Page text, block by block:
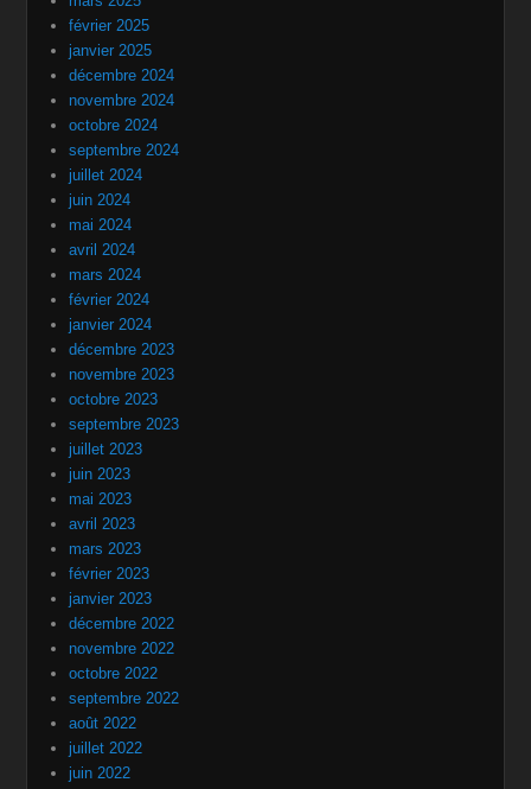
février 2025
janvier 2025
décembre 2024
novembre 2024
octobre 2024
septembre 2024
juillet 2024
juin 2024
mai 2024
avril 2024
mars 2024
février 2024
janvier 2024
décembre 2023
novembre 2023
octobre 2023
septembre 2023
juillet 2023
juin 2023
mai 2023
avril 2023
mars 2023
février 2023
janvier 2023
décembre 2022
novembre 2022
octobre 2022
septembre 2022
août 2022
juillet 2022
juin 2022
mai 2022